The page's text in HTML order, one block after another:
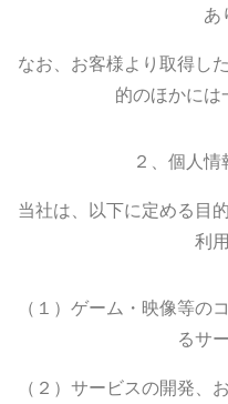
あ
なお、お客様より取得し
的のほかには
２、個人
当社は、以下に定める目
利
（１）ゲーム・映像等の
るサ
（２）サービスの開発、